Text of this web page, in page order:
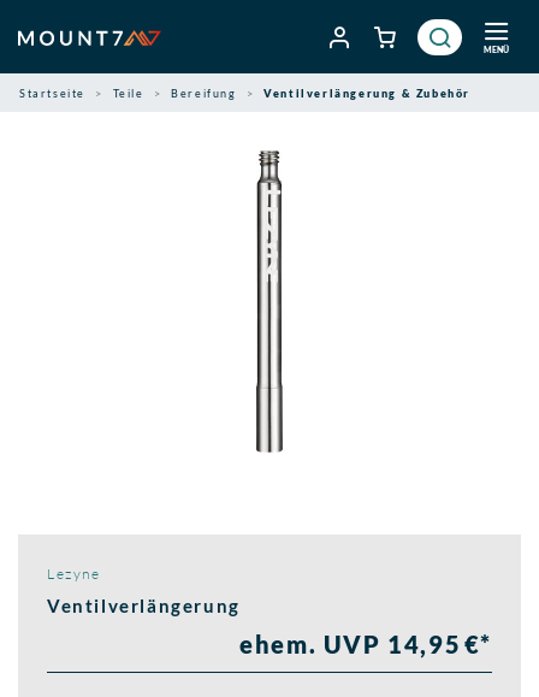
Inhalt
springen
MENÜ
Startseite Teile Bereifung Ventilverlängerung & Zubehör
Lezyne
Ventilverlängerung
ehem. UVP 14,95 €*